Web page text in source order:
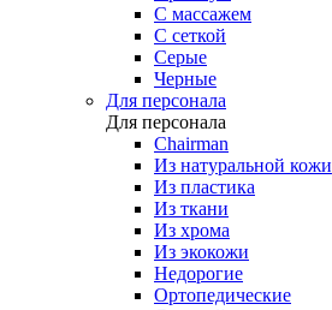
С массажем
С сеткой
Серые
Черные
Для персонала
Для персонала
Chairman
Из натуральной кожи
Из пластика
Из ткани
Из хрома
Из экокожи
Недорогие
Ортопедические